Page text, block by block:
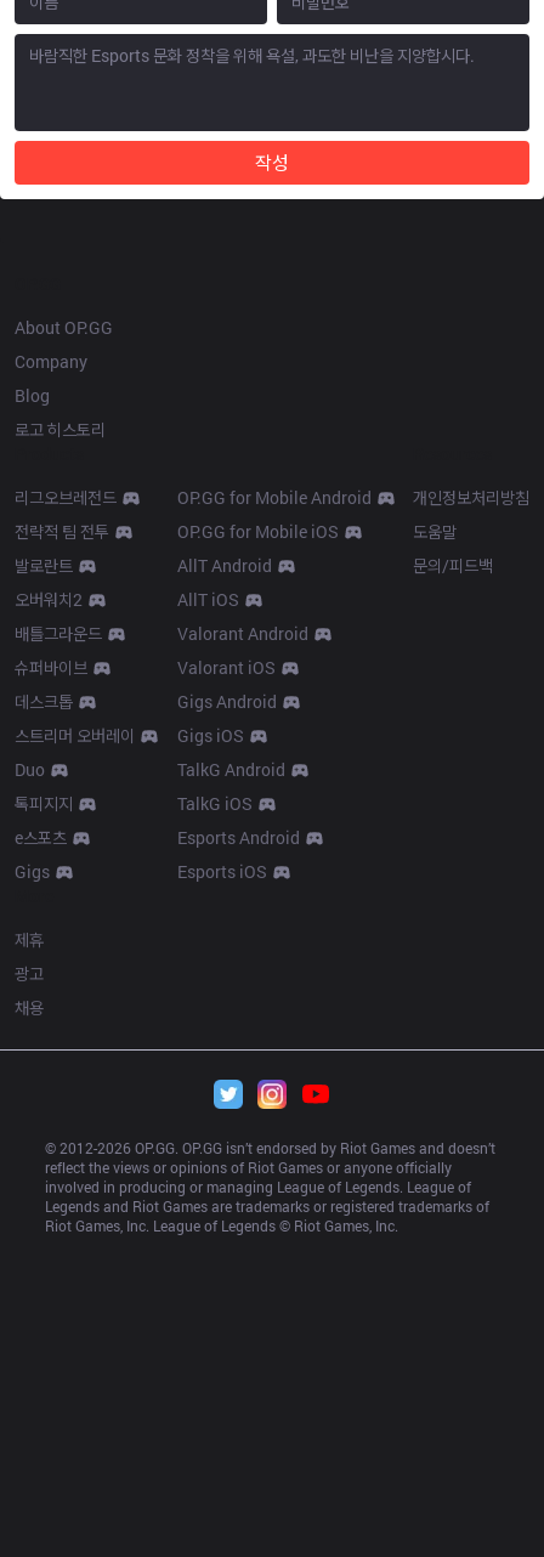
작성
About OP.GG
Company
Blog
로고 히스토리
리그오브레전드
전략적 팀 전투
발로란트
오버워치2
배틀그라운드
슈퍼바이브
데스크톱
스트리머 오버레이
Duo
톡피지지
e스포츠
Gigs
OP.GG for Mobile Android
OP.GG for Mobile iOS
AllT Android
AllT iOS
Valorant Android
Valorant iOS
Gigs Android
Gigs iOS
TalkG Android
TalkG iOS
Esports Android
Esports iOS
개인정보처리방침
도움말
문의/피드백
제휴
광고
채용
© 2012-2026 OP.GG. OP.GG isn’t endorsed by Riot Games and doesn’t
reflect the views or opinions of Riot Games or anyone officially
involved in producing or managing League of Legends. League of
Legends and Riot Games are trademarks or registered trademarks of
Riot Games, Inc. League of Legends © Riot Games, Inc.